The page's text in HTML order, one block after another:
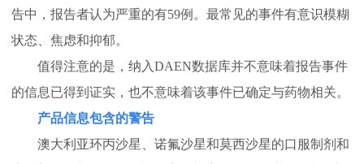
告中，报告者认为严重的有59例。最常见的事件有意识模糊
状态、焦虑和抑郁。
值得注意的是，纳入DAEN数据库并不意味着报告事件
的信息已得到证实，也不意味着该事件已确定与药物相关。
产品信息包含的警告
澳大利亚环丙沙星、诺氟沙星和莫西沙星的口服制剂和